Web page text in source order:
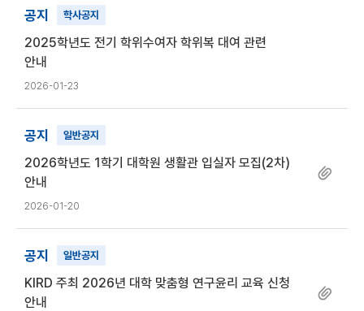
공지 학사공지
2025학년도 전기 학위수여자 학위복 대여 관련
안내
2026-01-23
공지 일반공지
2026학년도 1학기 대학원 생활관 입실자 모집(2차)
안내
2026-01-20
공지 일반공지
KIRD 주최 2026년 대학 맞춤형 연구윤리 교육 신청
안내